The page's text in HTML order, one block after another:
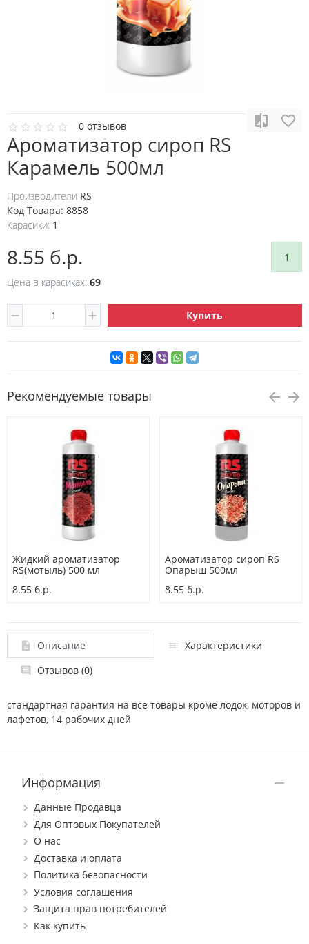
0 отзывов
Ароматизатор сироп RS
Карамель 500мл
Производители RS
Код Товара: 8858
Карасики: 1
8.55 б.р.
1
Цена в карасиках: 69
Купить
Рекомендуемые товары
Жидкий ароматизатор
RS(мотыль) 500 мл
8.55 б.р.
Ароматизатор сироп RS
Опарыш 500мл
8.55 б.р.
Описание
Характеристики
Отзывов (0)
стандартная гарантия на все товары кроме лодок, моторов и
лафетов, 14 рабочих дней
Информация
Данные Продавца
Для Оптовых Покупателей
О нас
Доставка и оплата
Политика безопасности
Условия соглашения
Защита прав потребителей
Как купить